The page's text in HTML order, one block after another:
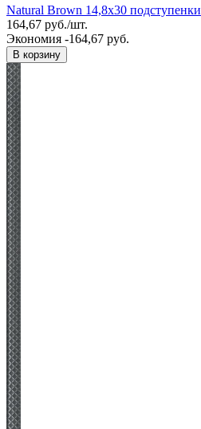
Natural Brown 14,8x30 подступенки
164,67 руб./шт.
Экономия -164,67 руб.
В корзину